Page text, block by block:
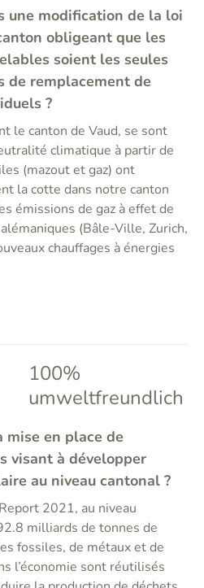
une modification de la loi
obligeant que les
soient les seules
de remplacement de
?
le canton de Vaud, se sont
climatique à partir de
(mazout et gaz) ont
la cotte dans notre canton
émissions de gaz à effet de
(Bâle-Ville, Zurich,
chauffages à énergies
100%
umweltfreundlich
mise en place de
visant à développer
au niveau cantonal ?
2021, au niveau
milliards de tonnes de
fossiles, de métaux et de
l’économie sont réutilisés